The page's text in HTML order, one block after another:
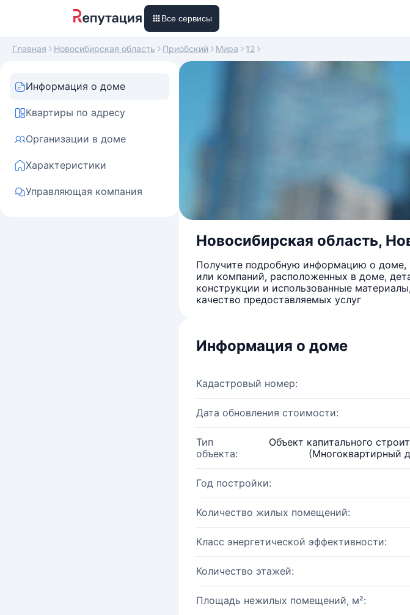
Все сервисы
Главная Новосибирская область Приобский Мира 12
Информация о доме
Квартиры по адресу
Организации в доме
Характеристики
Управляющая компания
Новосибирская область,
Получите подробную информацию о доме,
или компаний, расположенных в доме,
конструкции и использованные
качество предоставляемых услуг
Информация о доме
Кадастровый номер:
Дата обновления стоимости:
Тип
объекта:
Объект капитального
(Многоквартирный
Год постройки:
Количество жилых помещений:
Класс энергетической эффективности:
Количество этажей:
Площадь нежилых помещений, м²: